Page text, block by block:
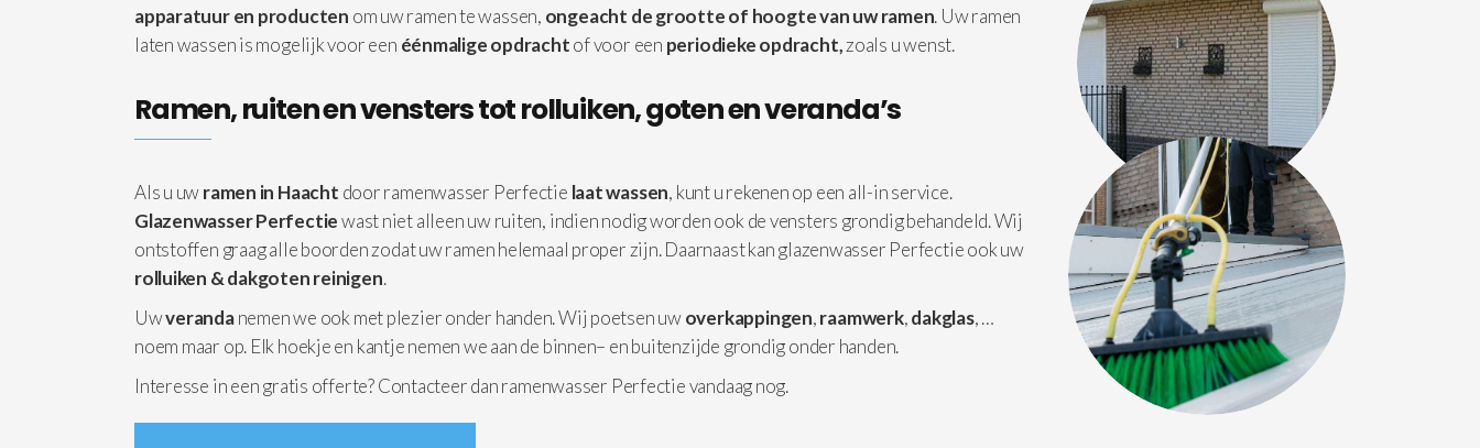
apparatuuren producten om uw ramen te wassen, ongeacht de grootte of hoogte van uw ramen. Uw ramen
laten wassen is mogelijk voor een éénmalige opdrachtof voor een periodieke opdracht,zoals u wenst.
Ramen, ruiten en vensters tot rolluiken, goten en veranda’s
Als u uwramen in Haacht door ramenwasser Perfectie laat wassen, kunt u rekenen op een all-in service.
Glazenwasser Perfectiewast niet alleen uw ruiten, indien nodig worden ook de vensters grondig behandeld. Wij
ontstoffen graag alle boorden zodat uw ramen helemaal proper zijn. Daarnaast kan glazenwasser Perfectie ook uw
rolluiken & dakgoten reinigen.
Uwverandanemen we ook met plezier onder handen. Wij poetsen uwoverkappingen,raamwerk,dakglas, …
noem maar op. Elk hoekje en kantje nemen we aan de binnen– en buitenzijde grondig onder handen.
Interesse in een gratis offerte? Contacteer dan ramenwasser Perfectie vandaag nog.